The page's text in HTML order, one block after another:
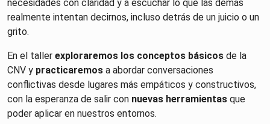
necesidades con claridad y a escuchar lo que las demás
realmente intentan decirnos, incluso detrás de un juicio o un
grito.
En el taller exploraremos los conceptos básicos de la
CNV y practicaremos a abordar conversaciones
conflictivas desde lugares más empáticos y constructivos,
con la esperanza de salir con nuevas herramientas que
poder aplicar en nuestros entornos.